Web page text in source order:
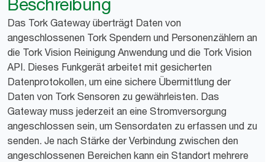
Beschreibung
Das Tork Gateway überträgt Daten von
angeschlossenen Tork Spendern und Personenzählern an
die Tork Vision Reinigung Anwendung und die Tork Vision
API. Dieses Funkgerät arbeitet mit gesicherten
Datenprotokollen, um eine sichere Übermittlung der
Daten von Tork Sensoren zu gewährleisten. Das
Gateway muss jederzeit an eine Stromversorgung
angeschlossen sein, um Sensordaten zu erfassen und zu
senden. Je nach Stärke der Verbindung zwischen den
angeschlossenen Bereichen kann ein Standort mehrere